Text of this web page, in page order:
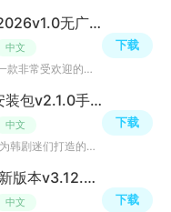
韩剧咖app安卓高清版2026v1.0无广告版
中文
韩剧咖app安卓高清版2026是一款非常受欢迎的韩剧资源平台，汇集了众多热门的韩国电视剧、综艺节目和电影资源
下载
2026韩剧大全最新版安装包v2.1.0手机版
中文
2026韩剧大全最新版安装包是为韩剧迷们打造的免费追韩剧软件，免费提供海量热门的正版韩剧资源，高清画质，
下载
影视大全韩剧手机版最新版本v3.12.0安卓版
中文 下载